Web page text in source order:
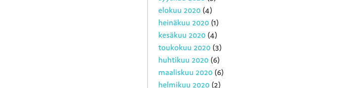
elokuu 2020 (4)
heinäkuu 2020 (1)
kesäkuu 2020 (4)
toukokuu 2020 (3)
huhtikuu 2020 (6)
maaliskuu 2020 (6)
helmikuu 2020 (2)